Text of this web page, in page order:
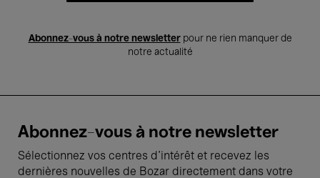
Abonnez-vous à notre newsletterpour ne rien manquer de
notre actualité
Abonnez-vous à notre newsletter
Sélectionnez vos centres d'intérêt et recevez les
dernières nouvelles de Bozar directement dans votre